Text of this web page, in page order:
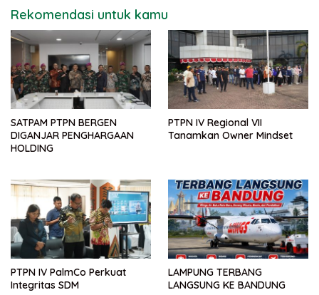
Rekomendasi untuk kamu
SATPAM PTPN BERGEN
DIGANJAR PENGHARGAAN
HOLDING
PTPN IV Regional VII
Tanamkan Owner Mindset
PTPN IV PalmCo Perkuat
Integritas SDM
LAMPUNG TERBANG
LANGSUNG KE BANDUNG